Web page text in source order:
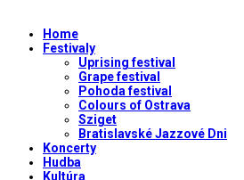
Home
Festivaly
Uprising festival
Grape festival
Pohoda festival
Colours of Ostrava
Sziget
Bratislavské Jazzové Dni
Koncerty
Hudba
Kultúra